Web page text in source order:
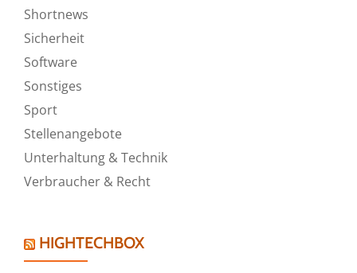
Shortnews
Sicherheit
Software
Sonstiges
Sport
Stellenangebote
Unterhaltung & Technik
Verbraucher & Recht
HIGHTECHBOX